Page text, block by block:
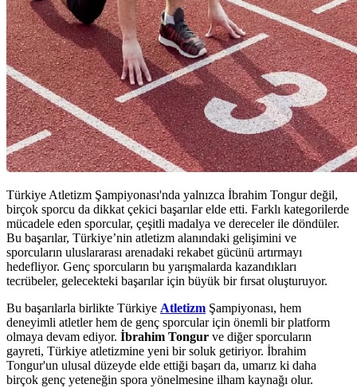
Türkiye Atletizm Şampiyonası'nda yalnızca İbrahim Tongur değil,
birçok sporcu da dikkat çekici başarılar elde etti. Farklı kategorilerde
mücadele eden sporcular, çeşitli madalya ve dereceler ile döndüler.
Bu başarılar, Türkiye’nin atletizm alanındaki gelişimini ve
sporcuların uluslararası arenadaki rekabet gücünü artırmayı
hedefliyor. Genç sporcuların bu yarışmalarda kazandıkları
tecrübeler, gelecekteki başarılar için büyük bir fırsat oluşturuyor.
Bu başarılarla birlikte Türkiye Atletizm Şampiyonası, hem
deneyimli atletler hem de genç sporcular için önemli bir platform
olmaya devam ediyor. İbrahim Tongur ve diğer sporcuların
gayreti, Türkiye atletizmine yeni bir soluk getiriyor. İbrahim
Tongur'un ulusal düzeyde elde ettiği başarı da, umarız ki daha
birçok genç yeteneğin spora yönelmesine ilham kaynağı olur.